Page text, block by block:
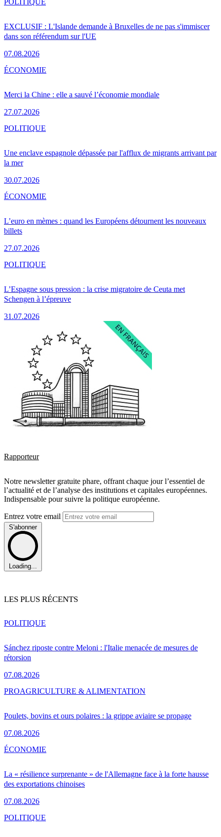
EXCLUSIF : L'Islande demande à Bruxelles de ne pas s'immiscer
dans son référendum sur l'UE
07.08.2026
Merci la Chine : elle a sauvé l’économie mondiale
27.07.2026
ÉCONOMIE
Une enclave espagnole dépassée par l'afflux de migrants arrivant par
la mer
30.07.2026
POLITIQUE
L’euro en mèmes : quand les Européens détournent les nouveaux
billets
27.07.2026
ÉCONOMIE
L’Espagne sous pression : la crise migratoire de Ceuta met
Schengen à l’épreuve
31.07.2026
POLITIQUE
Rapporteur
Notre newsletter gratuite phare, offrant chaque jour l’essentiel de
l’actualité et de l’analyse des institutions et capitales européennes.
Indispensable pour suivre la politique européenne.
Entrez votre email
S'abonner
Loading...
LES PLUS RÉCENTS
Sánchez riposte contre Meloni : l'Italie menacée de mesures de
rétorsion
07.08.2026
POLITIQUE
Poulets, bovins et ours polaires : la grippe aviaire se propage
07.08.2026
PROAGRICULTURE & ALIMENTATION
La « résilience surprenante » de l'Allemagne face à la forte hausse
des exportations chinoises
07.08.2026
ÉCONOMIE
POLITIQUE